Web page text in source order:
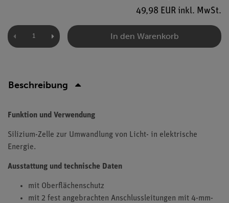
49,98 EUR inkl. MwSt.
In den Warenkorb
Beschreibung
Funktion und Verwendung
Silizium-Zelle zur Umwandlung von Licht- in elektrische
Energie.
Ausstattung und technische Daten
mit Oberflächenschutz
mit 2 fest angebrachten Anschlussleitungen mit 4-mm-